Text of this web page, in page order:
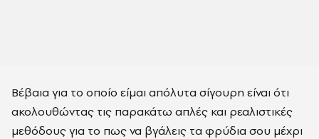
Βέβαια για το οποίο είμαι απόλυτα σίγουρη είναι ότι
ακολουθώντας τις παρακάτω απλές και ρεαλιστικές
μεθόδους για το πως να βγάλεις τα φρύδια σου μέχρι